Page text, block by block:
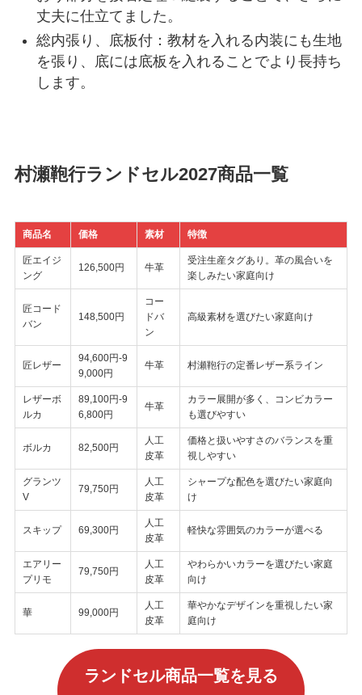
丈夫に仕立てました。
総内張り、底板付：教材を入れる内装にも生地
を張り、底には底板を入れることでより長持ち
します。
村瀬鞄行ランドセル2027商品一覧
商品名 価格 素材 特徴
匠エイジ
ング
126,500円 牛革
受注生産タグあり。革の風合いを
楽しみたい家庭向け
匠コード
バン
148,500円
コー
ドバ
ン
高級素材を選びたい家庭向け
匠レザー
94,600円-9
9,000円
牛革 村瀬鞄行の定番レザー系ライン
レザーボ
ルカ
89,100円-9
6,800円
牛革
カラー展開が多く、コンビカラー
も選びやすい
ボルカ 82,500円
人工
皮革
価格と扱いやすさのバランスを重
視しやすい
グランツ
V
79,750円
人工
皮革
シャープな配色を選びたい家庭向
け
スキップ 69,300円
人工
皮革
軽快な雰囲気のカラーが選べる
エアリー
プリモ
79,750円
人工
皮革
やわらかいカラーを選びたい家庭
向け
華 99,000円
人工
皮革
華やかなデザインを重視したい家
庭向け
ランドセル商品一覧を見る